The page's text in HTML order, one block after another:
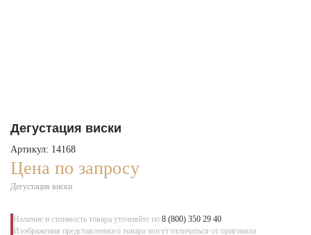
Дегустация виски
Артикул: 14168
Цена по запросу
Дегустация виски
Наличие и стоимость товара уточняйте по 8 (800) 350 29 40
Изображения представленного товара могут отличаться от оригинала